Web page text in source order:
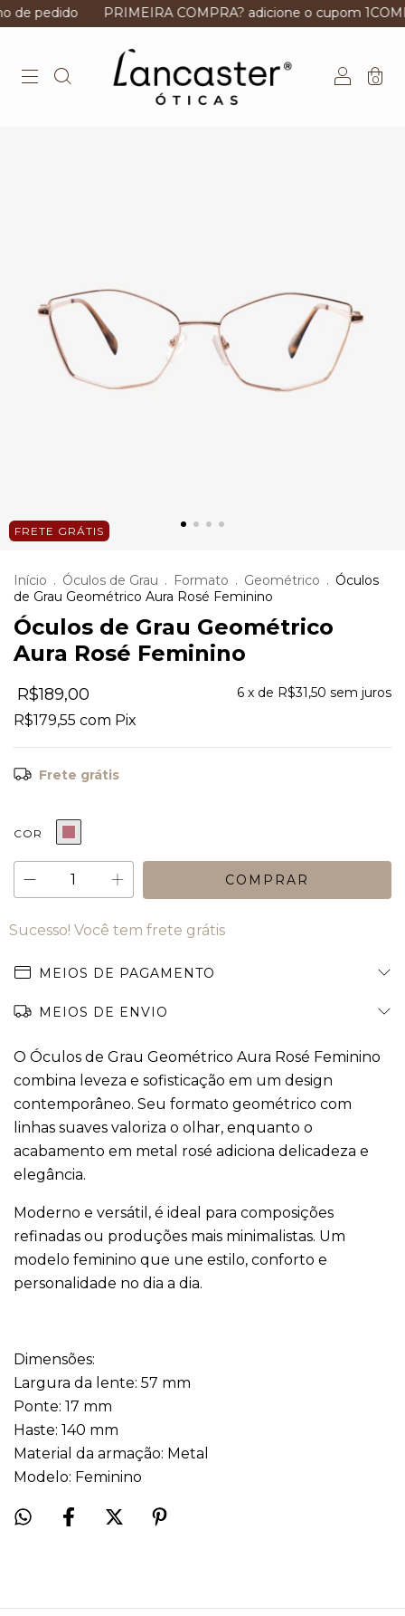
PRIMEIRA COMPRA? adicione o cupom 1COMPRA
0
FRETE GRÁTIS
Início . Óculos de Grau . Formato . Geométrico . Óculos
de Grau Geométrico Aura Rosé Feminino
Óculos de Grau Geométrico
Aura Rosé Feminino
R$189,00 6 x de R$31,50 sem juros
R$179,55 com Pix
Frete grátis
COR
Sucesso! Você tem frete grátis
MEIOS DE PAGAMENTO
MEIOS DE ENVIO
O Óculos de Grau Geométrico Aura Rosé Feminino
combina leveza e sofisticação em um design
contemporâneo. Seu formato geométrico com
linhas suaves valoriza o olhar, enquanto o
acabamento em metal rosé adiciona delicadeza e
elegância.
Moderno e versátil, é ideal para composições
refinadas ou produções mais minimalistas. Um
modelo feminino que une estilo, conforto e
personalidade no dia a dia.
Dimensões:
Largura da lente: 57 mm
Ponte: 17 mm
Haste: 140 mm
Material da armação: Metal
Modelo: Feminino